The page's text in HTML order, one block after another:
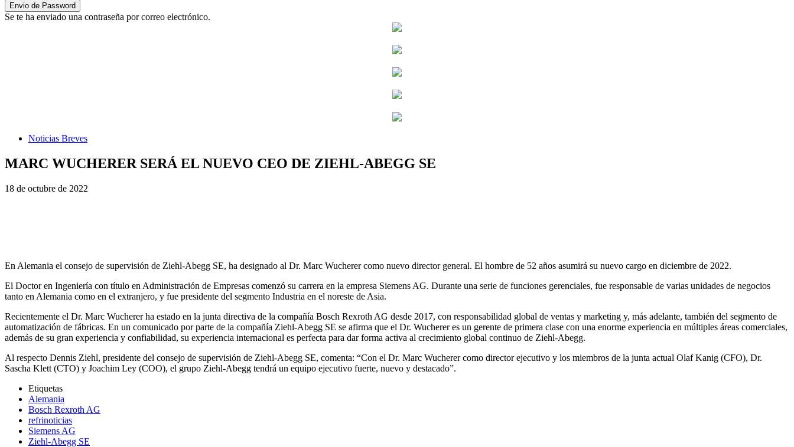
Se te ha enviado una contraseña por correo electrónico.
Noticias Breves
MARC WUCHERER SERÁ EL NUEVO CEO DE ZIEHL-ABEGG SE
18 de octubre de 2022
En Alemania el consejo de supervisión de Ziehl-Abegg SE, ha designado al Dr. Marc Wucherer como nuevo director general. El hombre de 52 años asumirá su nuevo cargo en diciembre de 2022.
El Doctor en Ingeniería con título en Administración de Empresas comenzó su carrera en la empresa Siemens AG. Durante una serie de funciones gerenciales, fue responsable de varias unidades de negocios
tanto en Alemania como en el extranjero, y fue presidente del segmento Industria en el noreste de Asia.
Recientemente el Dr. Marc Wucherer ha estado en la junta directiva de la compañía Bosch Rexroth AG desde 2017, con responsabilidad global de ventas y marketing y, más adelante, también del segmento de
automatización de fábricas. En un comunicado por parte de la compañía Ziehl-Abegg SE se afirma que el Dr. Wucherer es un gerente de primera clase con una enorme experiencia en múltiples áreas comerciales,
además de su gran experiencia y confiabilidad, su experiencia internacional es perfecta para dar forma activa al crecimiento global continuo de Ziehl-Abegg.
Al respecto Dennis Ziehl, presidente del consejo de supervisión de Ziehl-Abegg SE, comenta: “Con el Dr. Marc Wucherer como director ejecutivo y los miembros de la junta actual Olaf Kanig (CFO), Dr.
Sascha Klett (CTO) y Joachim Ley (COO), el grupo Ziehl-Abegg tendrá un equipo ejecutivo fuerte, nuevo y destacado”.
Etiquetas
Alemania
Bosch Rexroth AG
refrinoticias
Siemens AG
Ziehl-Abegg SE